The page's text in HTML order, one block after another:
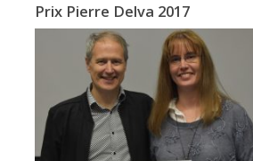
Prix Pierre Delva 2017